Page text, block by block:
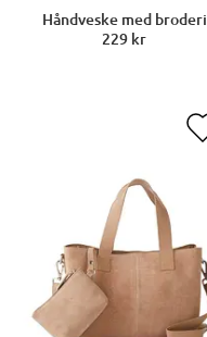
Håndveske med broderi
229 kr